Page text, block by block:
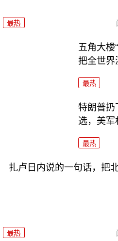
最热
五角大楼
把全世界
最热
特朗普扔
选，美军
最热
扎卢日内说的一句话，把
最热